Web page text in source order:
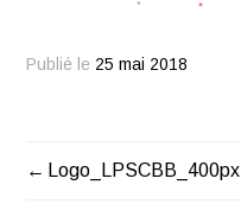
Publié le 25 mai 2018
Navigation
Logo_LPSCBB_400px